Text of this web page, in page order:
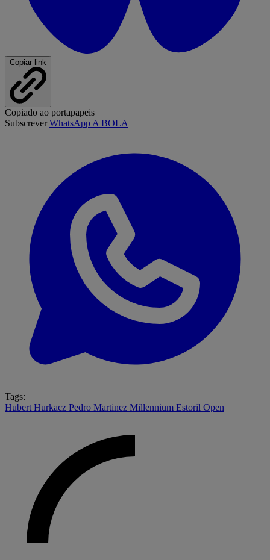
Copiar link
Copiado ao portapapeis
SubscreverWhatsApp A BOLA
Tags:
Hubert Hurkacz Pedro Martinez Millennium Estoril Open